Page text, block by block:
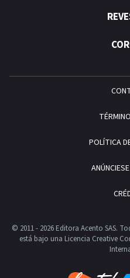
POLÍTICA
© 2011 - 2026 Editora Acento SAS.
está bajo una Licencia Creative